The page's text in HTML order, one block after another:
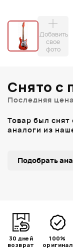
Добавить
свое
фото
Снято с
Последняя
Товар был
аналоги из
Подобрать
30 дней
возврат
100%
оригинал